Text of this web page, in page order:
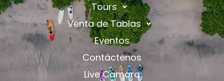
Tours
Venta de Tablas
Eventos
Contáctenos
Live Camara